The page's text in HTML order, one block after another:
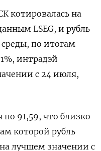
котировалась на
LSEG, и рубль
по итогам
интрадэй
с 24 июля,
по 91,59, что близко
которой рубль
лучшем значении с